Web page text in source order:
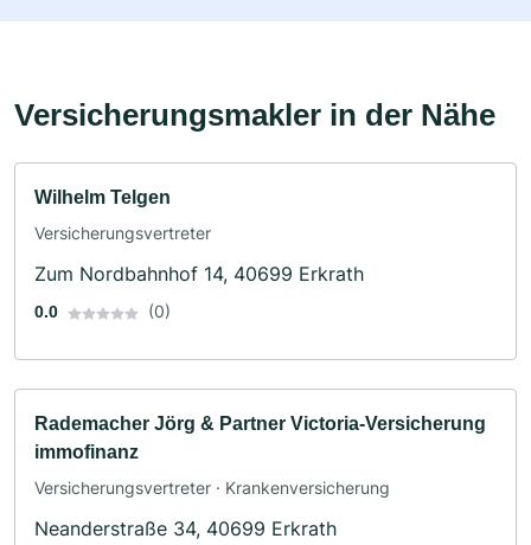
Versicherungsmakler in der Nähe
Wilhelm Telgen
Versicherungsvertreter
Zum Nordbahnhof 14, 40699 Erkrath
0.0 (0)
Rademacher Jörg & Partner Victoria-Versicherung
immofinanz
Versicherungsvertreter · Krankenversicherung
Neanderstraße 34, 40699 Erkrath